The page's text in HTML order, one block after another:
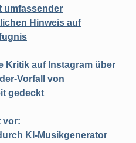
umfassender
Hinweis auf
Kritik auf Instagram über
Vorfall von
gedeckt
vor:
KI-Musikgenerator